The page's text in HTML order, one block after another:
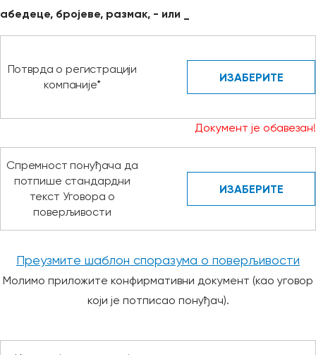
абедеце, бројеве, размак, - или _
Потврда о регистрацији
компаније*
ИЗАБЕРИТЕ
Документ је обавезан!
Спремност понуђача да
потпише стандардни
текст Уговора о
поверљивости
ИЗАБЕРИТЕ
Преузмите шаблон споразума о поверљивости
Молимо приложите конфирмативни документ (као уговор
који је потписао понуђач).